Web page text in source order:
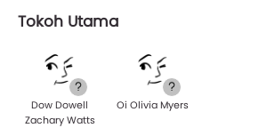
Tokoh Utama
Dow Dowell
Zachary Watts
Oi Olivia Myers